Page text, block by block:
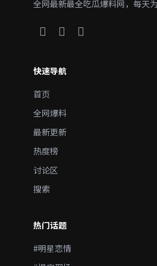
全网最新最全吃瓜爆料网，每天
快速导航
首页
全网爆料
最新更新
热度榜
讨论区
搜索
热门话题
#明星恋情